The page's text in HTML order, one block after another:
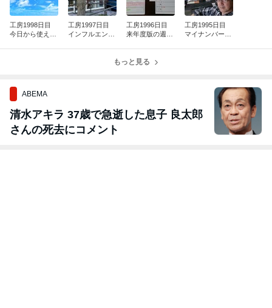
工房1998日目
今日から使え
工房1997日目
インフルエンザ
工房1996日目
来年度版の週間
た！
工房1995日目
マイナンバー到
もっと見る
ABEMA
清水アキラ 37歳で急逝した息子 良太郎
さんの死去にコメント